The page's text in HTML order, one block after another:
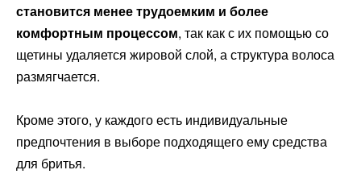
становится менее трудоемким и более
комфортным процессом, так как с их помощью со
щетины удаляется жировой слой, а структура волоса
размягчается.
Кроме этого, у каждого есть индивидуальные
предпочтения в выборе подходящего ему средства
для бритья.